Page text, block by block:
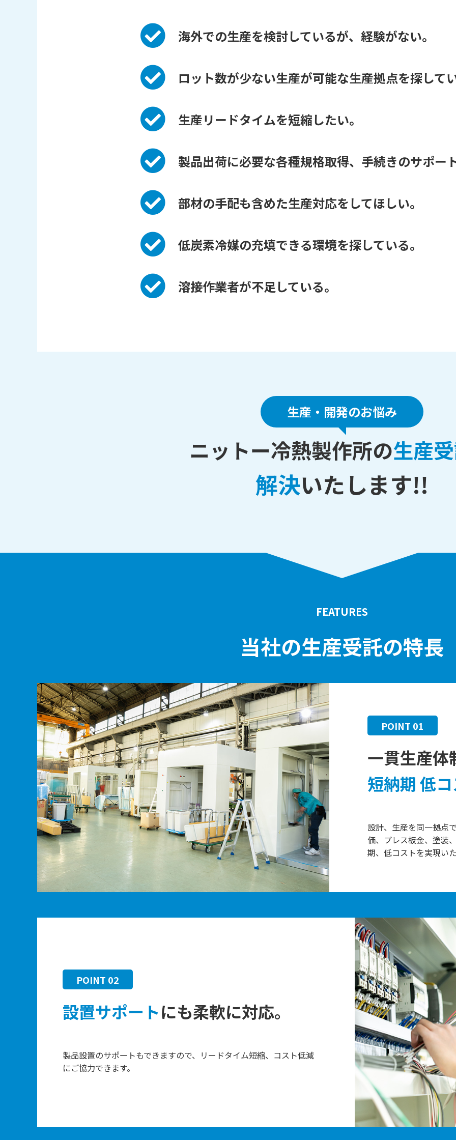
海外での生産を検討しているが、経験がない。
ロット数が少ない生産が可能な生産拠点を探して
生産リードタイムを短縮したい。
製品出荷に必要な各種規格取得、手続きのサポー
部材の手配も含めた生産対応をしてほしい。
低炭素冷媒の充填できる環境を探している。
溶接作業者が不足している。
生産・開発のお悩み
ニットー冷熱製作所の生産
解決いたします!!
FEATURES
当社の生産受託の特長
POINT 01
一貫生産体
短納期 低
設計、生産を同一拠点
価、プレス板金、塗装
期、低コストを実現い
POINT 02
設置サポートにも柔軟に対応。
製品設置のサポートもできますので、リードタイム短縮、コスト低減
にご協力できます。